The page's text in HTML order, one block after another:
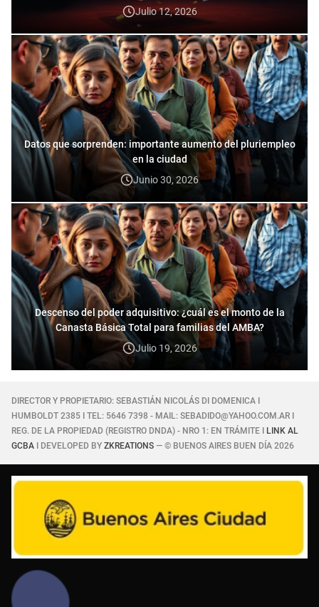
Julio 12, 2026
Datos que sorprenden: importante aumento del pluriempleo
en la ciudad
Junio 30, 2026
Descenso del poder adquisitivo: ¿cuál es el monto de la
Canasta Básica Total para familias del AMBA?
Julio 19, 2026
DIRECTOR Y PROPIETARIO: SEBASTIÁN NICOLÁS DI DOMENICA I
HUMBOLDT 2385 I TEL: 5646 7398 - MAIL: SEBADIDO@YAHOO.COM.AR I
REG. DE LA PROPIEDAD (REGISTRO DNDA) - NRO 1: EN TRÁMITE I
LINK AL
GCBA I DEVELOPED BY ZKREATIONS — © BUENOS AIRES BUEN DÍA 2026